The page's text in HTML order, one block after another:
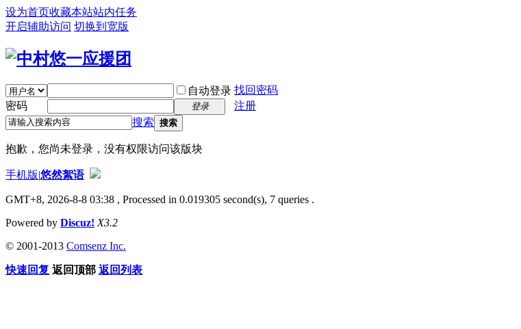
设为首页收藏本站站内任务
开启辅助访问 切换到宽版
自动登录 找回密码
密码
登录
注册
搜索 搜索
抱歉，您尚未登录，没有权限访问该版块
手机版|悠然絮语
GMT+8, 2026-8-8 03:38 , Processed in 0.019305 second(s), 7 queries .
Powered by Discuz! X3.2
© 2001-2013 Comsenz Inc.
快速回复 返回顶部 返回列表